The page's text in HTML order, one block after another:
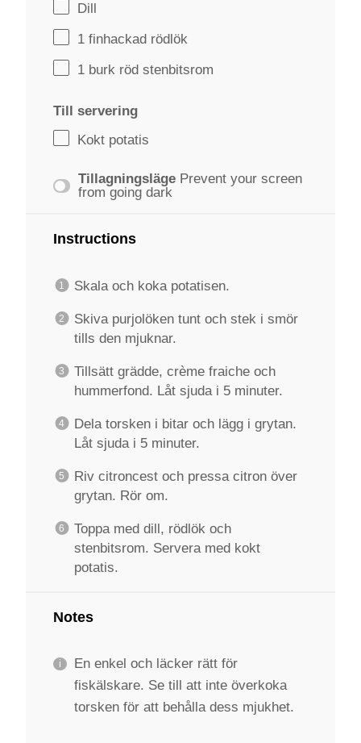
Dill
1 finhackad rödlök
1 burk röd stenbitsrom
Till servering
Kokt potatis
Tillagningsläge Prevent your screen
from going dark
Instructions
Skala och koka potatisen.
Skiva purjolöken tunt och stek i smör
tills den mjuknar.
Tillsätt grädde, crème fraiche och
hummerfond. Låt sjuda i 5 minuter.
Dela torsken i bitar och lägg i grytan.
Låt sjuda i 5 minuter.
Riv citroncest och pressa citron över
grytan. Rör om.
Toppa med dill, rödlök och
stenbitsrom. Servera med kokt
potatis.
Notes
En enkel och läcker rätt för
fiskälskare. Se till att inte överkoka
torsken för att behålla dess mjukhet.